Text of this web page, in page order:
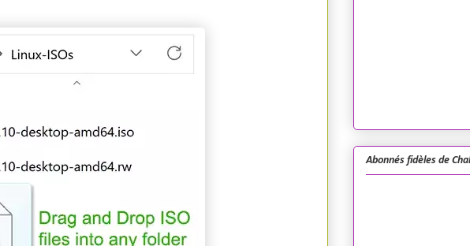
Abonnés fidèles de